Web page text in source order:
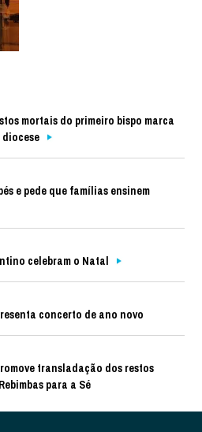
mortais do primeiro bispo marca
diocese
e pede que famílias ensinem
celebram o Natal
concerto de ano novo
transladação dos restos
para a Sé